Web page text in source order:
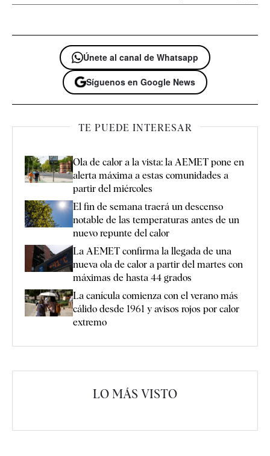
Únete al canal de Whatsapp
Síguenos en Google News
TE PUEDE INTERESAR
Ola de calor a la vista: la AEMET pone en
alerta máxima a estas comunidades a
partir del miércoles
El fin de semana traerá un descenso
notable de las temperaturas antes de un
nuevo repunte del calor
La AEMET confirma la llegada de una
nueva ola de calor a partir del martes con
máximas de hasta 44 grados
La canícula comienza con el verano más
cálido desde 1961 y avisos rojos por calor
extremo
LO MÁS VISTO